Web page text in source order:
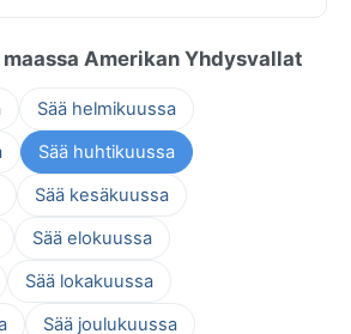
Amerikan Yhdysvallat
Sää helmikuussa
Sää huhtikuussa
Sää kesäkuussa
Sää elokuussa
Sää lokakuussa
Sää joulukuussa